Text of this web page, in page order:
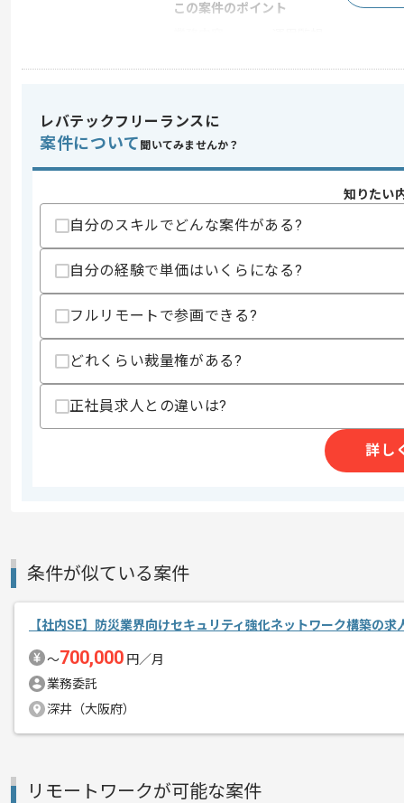
この案件のポイント
スキル
求めるスキル
・作業管理(WBS)、定期報告経験
上記に似た経験やスキルをお持ちであれば申
精算・お支払い
精算条件
支払いサイト
エージェントからのコ
メント
週5日常駐での作業を想定しております
これまでのご経験を活かしたい方にお
レバテックフリーランスに
案件について 聞いてみませんか？
知りたい
自分のスキルでどんな案件がある?
自分の経験で単価はいくらになる?
フルリモートで参画できる?
どれくらい裁量権がある?
正社員求人との違いは?
詳し
条件が似ている案件
【社内SE】防災業界向けセキュリティ強化ネットワーク構築の求
〜700,000 円／月
業務委託
深井（大阪府）
リモートワークが可能な案件